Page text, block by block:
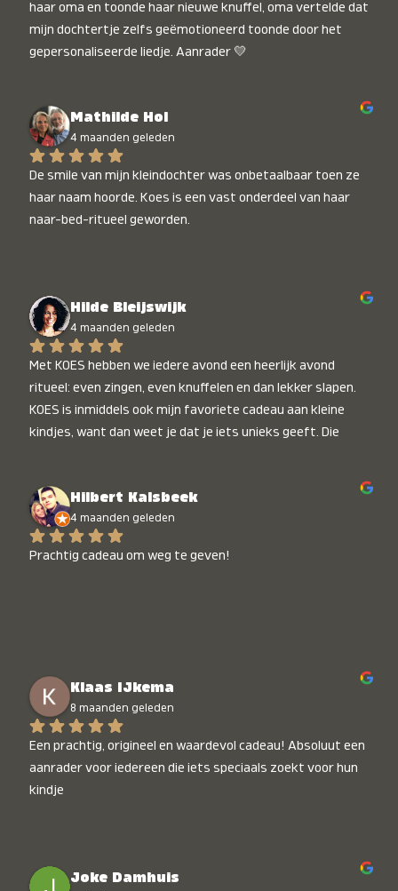
haar oma en toonde haar nieuwe knuffel, oma vertelde dat
mijn dochtertje zelfs geëmotioneerd toonde door het
gepersonaliseerde liedje. Aanrader 💛
Mathilde Hol
4 maanden geleden
De smile van mijn kleindochter was onbetaalbaar toen ze
haar naam hoorde. Koes is een vast onderdeel van haar
naar-bed-ritueel geworden.
Hilde Bleijswijk
4 maanden geleden
Met KOES hebben we iedere avond een heerlijk avond
ritueel: even zingen, even knuffelen en dan lekker slapen.
KOES is inmiddels ook mijn favoriete cadeau aan kleine
kindjes, want dan weet je dat je iets unieks geeft. Die
Hilbert Kalsbeek
4 maanden geleden
Prachtig cadeau om weg te geven!
Klaas IJkema
8 maanden geleden
Een prachtig, origineel en waardevol cadeau! Absoluut een
aanrader voor iedereen die iets speciaals zoekt voor hun
kindje
Joke Damhuis